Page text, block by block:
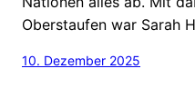
Oberstaufen war Sarah
10. Dezember 2025